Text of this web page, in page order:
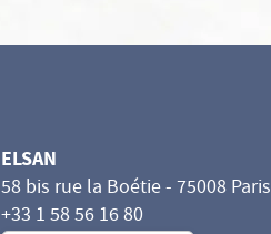
ELSAN
58 bis rue la Boétie - 75008 Paris
+33 1 58 56 16 80